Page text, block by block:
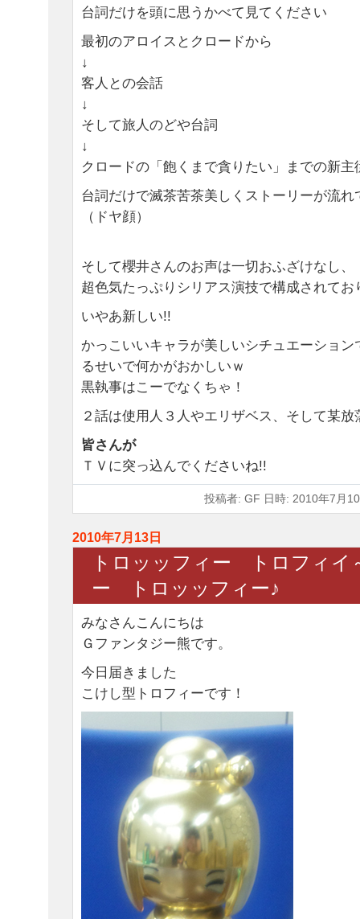
台詞だけを頭に思うかべて見てください
最初のアロイスとクロードから
↓
客人との会話
↓
そして旅人のどや台詞
↓
クロードの「飽くまで貪りたい」までの新主
台詞だけで滅茶苦茶美しくストーリーが流れ
（ドヤ顔）
そして櫻井さんのお声は一切おふざけなし、
超色気たっぷりシリアス演技で構成されてお
いやあ新しい!!
かっこいいキャラが美しいシチュエーショ
るせいで何かがおかしいｗ
黒執事はこーでなくちゃ！
２話は使用人３人やエリザベス、そして某放
皆さんが
ＴＶに突っ込んでくださいね!!
投稿者: GF 日時: 2010年7月
2010年7月13日
トロッッフィー トロフィ
ー トロッッフィー♪
みなさんこんにちは
Ｇファンタジー熊です。
今日届きました
こけし型トロフィーです！